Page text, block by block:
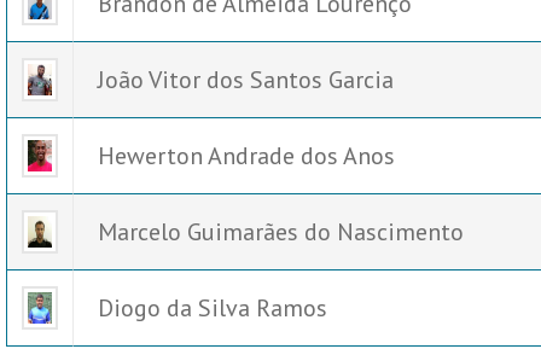
João Vitor dos Santos Garcia
Hewerton Andrade dos Anos
Marcelo Guimarães do Nascimento
Diogo da Silva Ramos